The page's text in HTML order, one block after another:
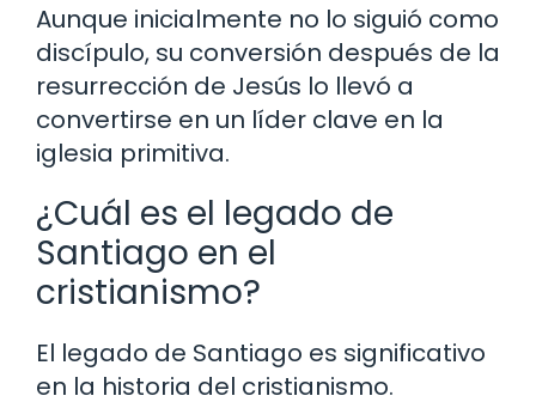
Aunque inicialmente no lo siguió como
discípulo, su conversión después de la
resurrección de Jesús lo llevó a
convertirse en un líder clave en la
iglesia primitiva.
¿Cuál es el legado de
Santiago en el
cristianismo?
El legado de Santiago es significativo
en la historia del cristianismo.